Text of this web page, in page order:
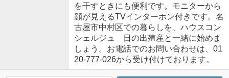
を干すときにも便利です。モニターから
顔が見えるTVインターホン付きです。名
古屋市中村区での暮らしを、ハウスコン
シェルジュ 日の出殖産と一緒に始めま
しょう。お電話でのお問い合わせは、01
20-777-026から受け付けております。